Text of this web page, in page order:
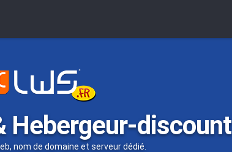
Hebergeur-discount
nom de domaine et serveur dédié.